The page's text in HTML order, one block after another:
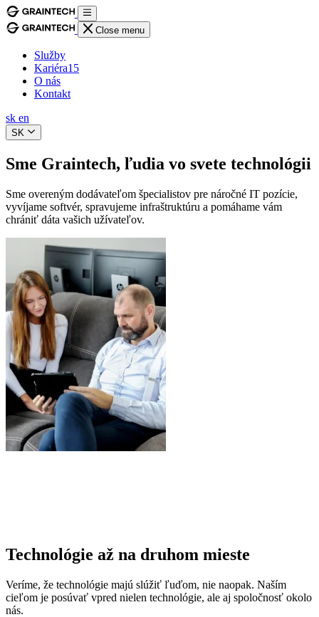
Close menu
Služby
Kariéra15
O nás
Kontakt
sk en
SK
Sme Graintech, ľudia vo svete technológii
Sme overeným dodávateľom špecialistov pre náročné IT pozície,
vyvíjame softvér, spravujeme infraštruktúru a pomáhame vám
chrániť dáta vašich užívateľov.
Technológie až na druhom mieste
Veríme, že technológie majú slúžiť ľuďom, nie naopak. Naším
cieľom je posúvať vpred nielen technológie, ale aj spoločnosť okolo
nás.